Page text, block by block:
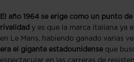
El año 1964 se erige como un punto
rivalidad y es que la marca italiana ya
en Le Mans, habiendo ganado varias
era el gigante estadounidense que
espectacular en las carreras de